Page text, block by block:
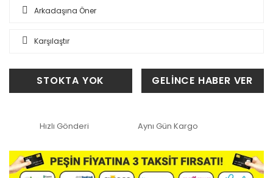
Arkadaşına Öner
Karşılaştır
STOKTA YOK GELİNCE HABER VER
Hızlı Gönderi Aynı Gün Kargo